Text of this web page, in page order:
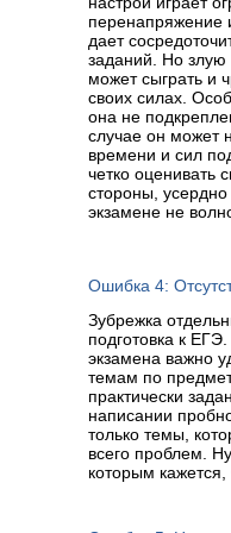
перенапряжение
дает
заданий. Но злую
может сыграть и
своих силах.
она не
случае он может
времени и сил
четко оценивать
стороны,
экзамене не
Зубрежка
подготовка к
экзамена важно
темам по
практически
написании
только темы,
всего проблем.
которым
Ошибка 4: